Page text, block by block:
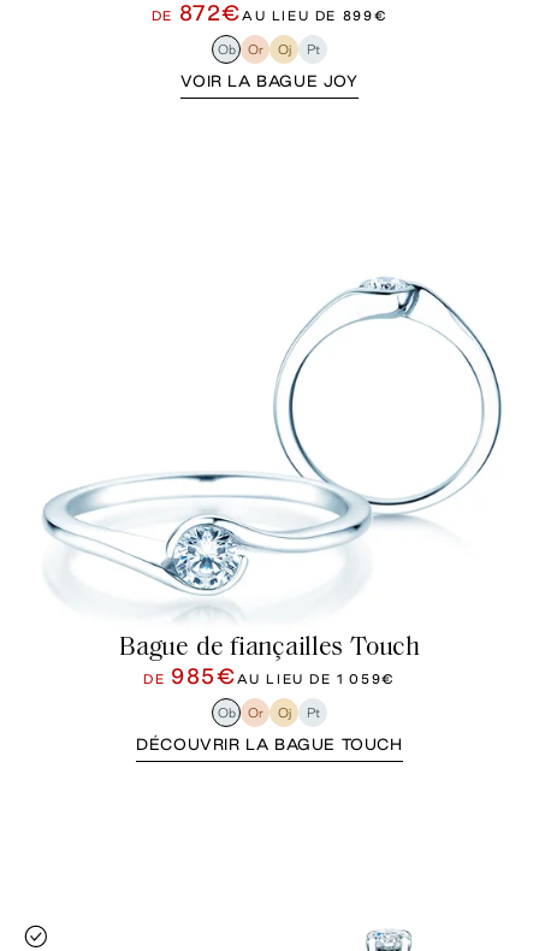
DE 872€AU LIEU DE 899€
Ob Or Oj Pt
VOIR LA BAGUE JOY
Bague de fiançailles Touch
DE 985€AU LIEU DE1 059€
Ob Or Oj Pt
DÉCOUVRIR LA BAGUE TOUCH